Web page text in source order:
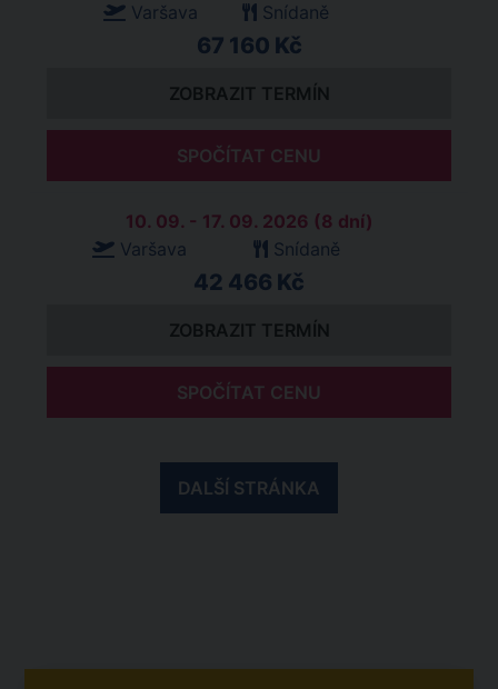
Varšava
Snídaně
67 160 Kč
ZOBRAZIT TERMÍN
SPOČÍTAT CENU
10. 09. - 17. 09. 2026 (8 dní)
Varšava
Snídaně
42 466 Kč
ZOBRAZIT TERMÍN
SPOČÍTAT CENU
DALŠÍ STRÁNKA